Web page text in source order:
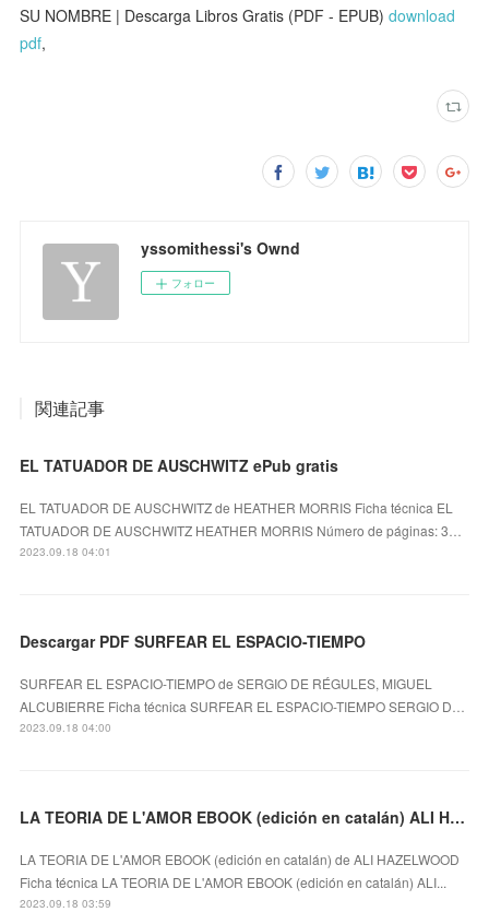
SU NOMBRE | Descarga Libros Gratis (PDF - EPUB)download
pdf,
yssomithessi's Ownd
フォロー
関連記事
EL TATUADOR DE AUSCHWITZ ePub gratis
EL TATUADOR DE AUSCHWITZ de HEATHER MORRIS Ficha técnica EL
TATUADOR DE AUSCHWITZ HEATHER MORRIS Número de páginas: 3…
2023.09.18 04:01
Descargar PDF SURFEAR EL ESPACIO-TIEMPO
SURFEAR EL ESPACIO-TIEMPO de SERGIO DE RÉGULES, MIGUEL
ALCUBIERRE Ficha técnica SURFEAR EL ESPACIO-TIEMPO SERGIO D…
2023.09.18 04:00
LA TEORIA DE L'AMOR EBOOK (edición en catalán) ALI HAZELWOOD ePub gratis
LA TEORIA DE L'AMOR EBOOK (edición en catalán) de ALI HAZELWOOD
Ficha técnica LA TEORIA DE L'AMOR EBOOK (edición en catalán) ALI...
2023.09.18 03:59